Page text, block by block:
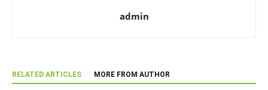
admin
RELATED ARTICLES MORE FROM AUTHOR